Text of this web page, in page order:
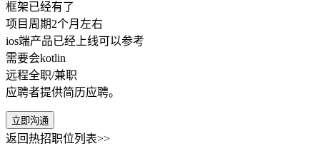
框架已经有了
项目周期2个月左右
ios端产品已经上线可以参考
需要会kotlin
远程全职/兼职
应聘者提供简历应聘。
立即沟通
返回热招职位列表>>